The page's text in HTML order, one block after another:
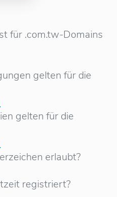
für .com.tw-Domains
gelten für die
gelten für die
erlaubt?
registriert?